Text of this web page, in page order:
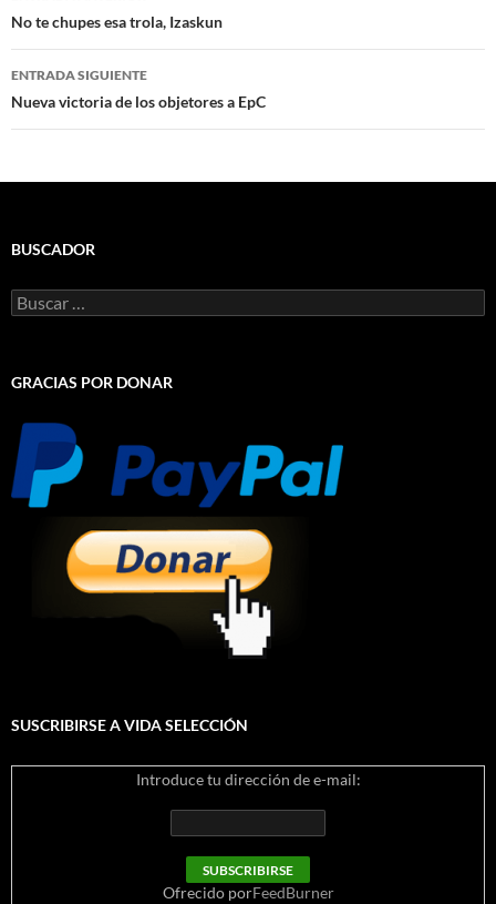
de
entradas
No te chupes esa trola, Izaskun
ENTRADA SIGUIENTE
Nueva victoria de los objetores a EpC
BUSCADOR
Buscar:
GRACIAS POR DONAR
SUSCRIBIRSE A VIDA SELECCIÓN
Introduce tu dirección de e-mail:
Ofrecido porFeedBurner